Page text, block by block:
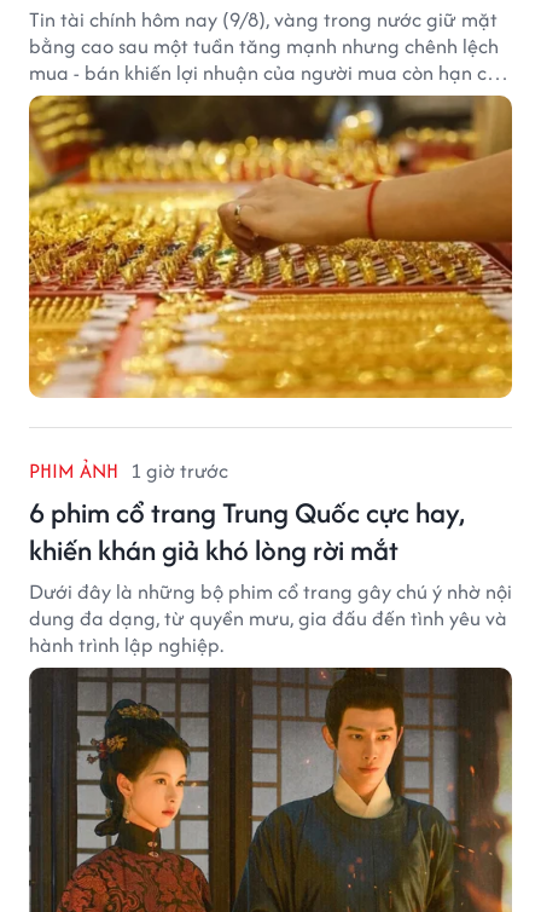
Tin tài chính hôm nay (9/8), vàng trong nước giữ mặt
bằng cao sau một tuần tăng mạnh nhưng chênh lệch
mua - bán khiến lợi nhuận của người mua còn hạn chế,
trong khi USD chịu sức ép sau dữ liệu việc làm Mỹ gây
thất vọng.
PHIM ẢNH 1 giờ trước
6 phim cổ trang Trung Quốc cực hay,
khiến khán giả khó lòng rời mắt
Dưới đây là những bộ phim cổ trang gây chú ý nhờ nội
dung đa dạng, từ quyền mưu, gia đấu đến tình yêu và
hành trình lập nghiệp.